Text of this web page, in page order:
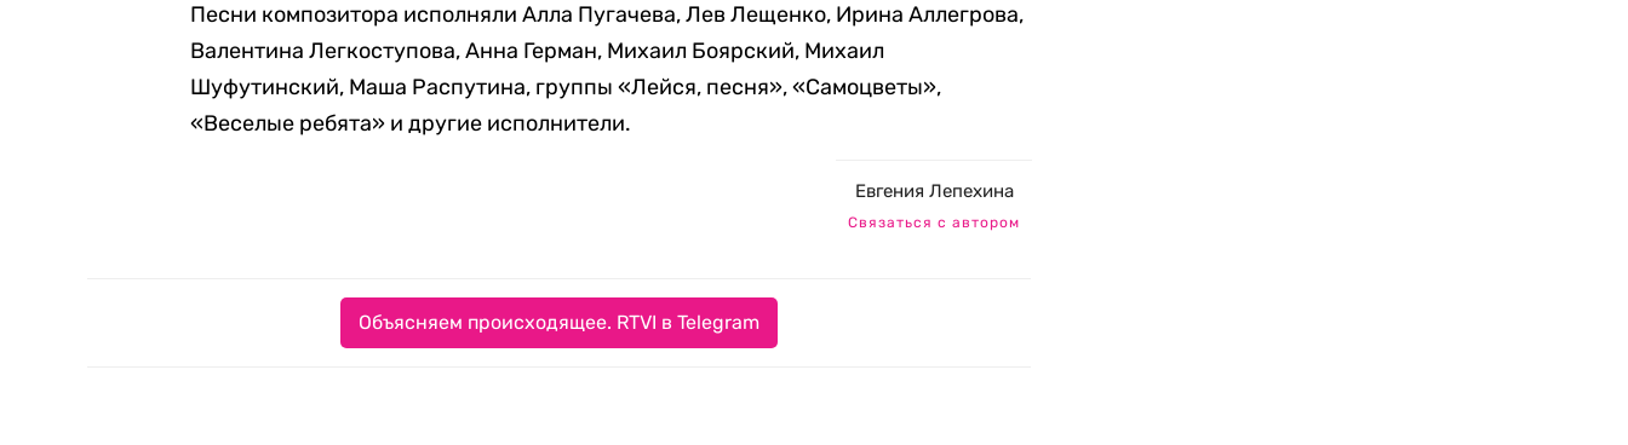
Песни композитора исполняли Алла Пугачева, Лев Лещенко, Ирина Аллегрова,
Валентина Легкоступова, Анна Герман, Михаил Боярский, Михаил
Шуфутинский, Маша Распутина, группы «Лейся, песня», «Самоцветы»,
«Веселые ребята» и другие исполнители.
Евгения Лепехина
Связаться с автором
Объясняем происходящее. RTVI в Telegram